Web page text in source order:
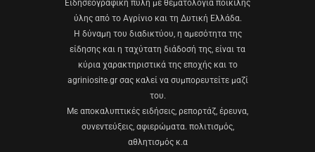
Eιδησεογραφική πύλη με θεματολογία ποικίλης
ύλης από το Αγρίνιο και τη Δυτική Ελλάδα.
Η δύναμη του διαδικτύου, η αμεσότητα της
είδησης και η ταχύτατη διάδοσή της, είναι τα
κύρια χαρακτηριστικά της εποχής και το
agriniosite.gr σας καλεί να συμπορευτείτε μαζί
του.
Με αποκαλυπτικές ειδήσεις, ρεπορτάζ, έρευνα,
συνεντεύξεις, αφιερώματα. πολιτισμός,
αθλητισμός κ.α